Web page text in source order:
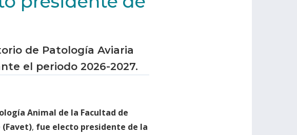
de Patología Aviaria
el periodo 2026-2027.
Animal de la Facultad de
(Favet), fue electo presidente de la